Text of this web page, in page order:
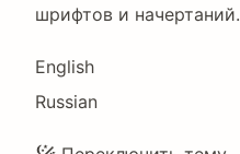
шрифтов и начертаний.
Language
English
Russian